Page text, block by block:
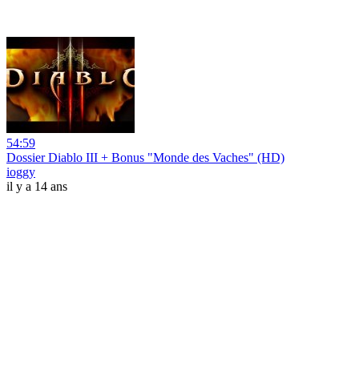
54:59
Dossier Diablo III + Bonus "Monde des Vaches" (HD)
ioggy
il y a 14 ans